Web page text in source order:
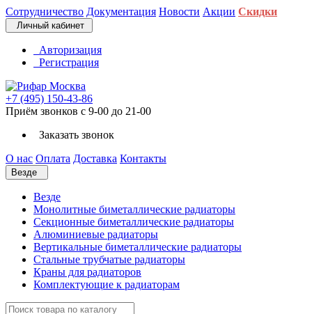
Сотрудничество Документация Новости Акции Скидки
Личный кабинет
Авторизация
Регистрация
+7 (495) 150-43-86
Приём звонков с 9-00 до 21-00
Заказать звонок
О нас Оплата Доставка Контакты
Везде
Везде
Монолитные биметаллические радиаторы
Секционные биметаллические радиаторы
Алюминиевые радиаторы
Вертикальные биметаллические радиаторы
Стальные трубчатые радиаторы
Краны для радиаторов
Комплектующие к радиаторам